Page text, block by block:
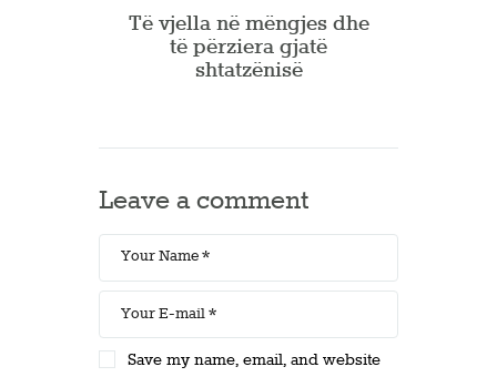
Të vjella në mëngjes dhe
të përziera gjatë
shtatzënisë
Leave a comment
Save my name, email, and website